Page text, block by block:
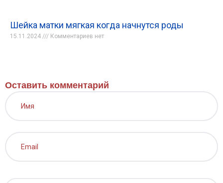
Шейка матки мягкая когда начнутся роды
15.11.2024 Комментариев нет
Оставить комментарий